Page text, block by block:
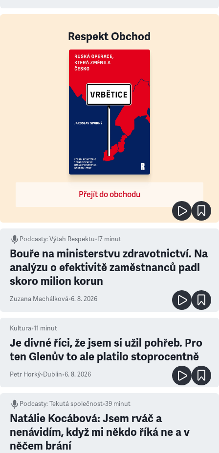
Respekt Obchod
Přejít do obchodu
Podcasty:Výtah Respektu•17 minut
Bouře na ministerstvu zdravotnictví. Na
analýzu o efektivitě zaměstnanců padl
skoro milion korun
Zuzana Machálková•6. 8. 2026
Kultura•11 minut
Je divné říci, že jsem si užil pohřeb. Pro
ten Glenův to ale platilo stoprocentně
Petr Horký•Dublin•6. 8. 2026
Podcasty:Tekutá společnost•39 minut
Natálie Kocábová: Jsem rváč a
nenávidím, když mi někdo říká ne a v
něčem brání